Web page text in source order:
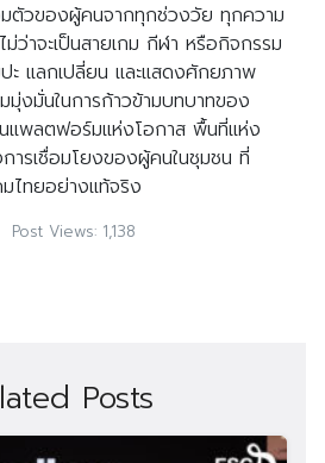
Search
ตัวของผู้คนจากทุกช่วงวัย ทุกความ
ว่าจะเป็นสายเกม กีฬา หรือกิจกรรม
ะ แลกเปลี่ยน และแสดงศักยภาพ
มุ่งมั่นในการก้าวข้ามบทบาทของ
แพลตฟอร์มแห่งโอกาส พื้นที่แห่ง
ารเชื่อมโยงของผู้คนในชุมชน ที่
ไทยอย่างแท้จริง
Post Views: 1,138
Posts